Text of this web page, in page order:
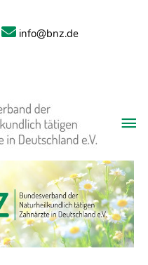
info@bnz.de